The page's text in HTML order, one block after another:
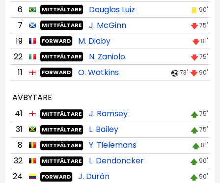
6 MITTFÄLTARE Douglas Luiz 90'
7 MITTFÄLTARE J. McGinn 75'
19 FORWARD M. Diaby 81'
22 MITTFÄLTARE N. Zaniolo 75'
11 FORWARD O. Watkins 73' 90'
AVBYTARE
41
MITTFÄLTARE J. Ramsey 75'
31 MITTFÄLTARE L. Bailey 75'
8 MITTFÄLTARE Y. Tielemans 81'
32 MITTFÄLTARE L. Dendoncker 90'
24 FORWARD J. Durán 90'